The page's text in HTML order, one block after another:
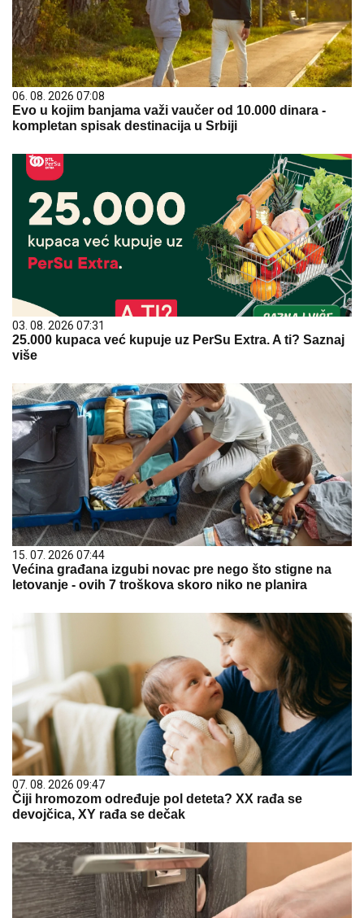
06. 08. 2026 07:08
Evo u kojim banjama važi vaučer od 10.000 dinara -
kompletan spisak destinacija u Srbiji
03. 08. 2026 07:31
25.000 kupaca već kupuje uz PerSu Extra. A ti? Saznaj
više
15. 07. 2026 07:44
Većina građana izgubi novac pre nego što stigne na
letovanje - ovih 7 troškova skoro niko ne planira
07. 08. 2026 09:47
Čiji hromozom određuje pol deteta? XX rađa se
devojčica, XY rađa se dečak